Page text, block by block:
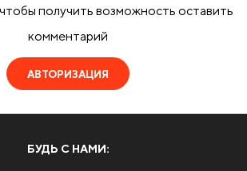
получить возможность оставить
комментарий
АВТОРИЗАЦИЯ
БУДЬ С НАМИ: